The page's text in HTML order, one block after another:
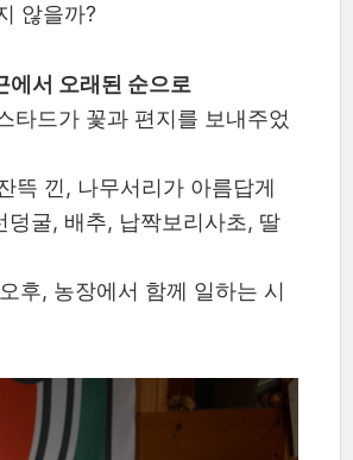
않을까?
에서 오래된 순으로
타드가 꽃과 편지를 보내주었
뜩 낀, 나무서리가 아름답게
덩굴, 배추, 납짝보리사초, 딸
후, 농장에서 함께 일하는 시